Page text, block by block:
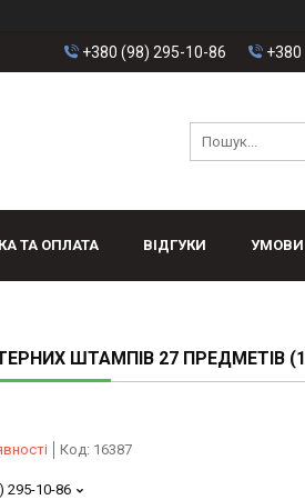
+380 (98) 295-10-86
ТА ОПЛАТА ВІДГУКИ УМОВИ
ШТАМПІВ 27 ПРЕДМЕТІВ
Код: 16387
295-10-86